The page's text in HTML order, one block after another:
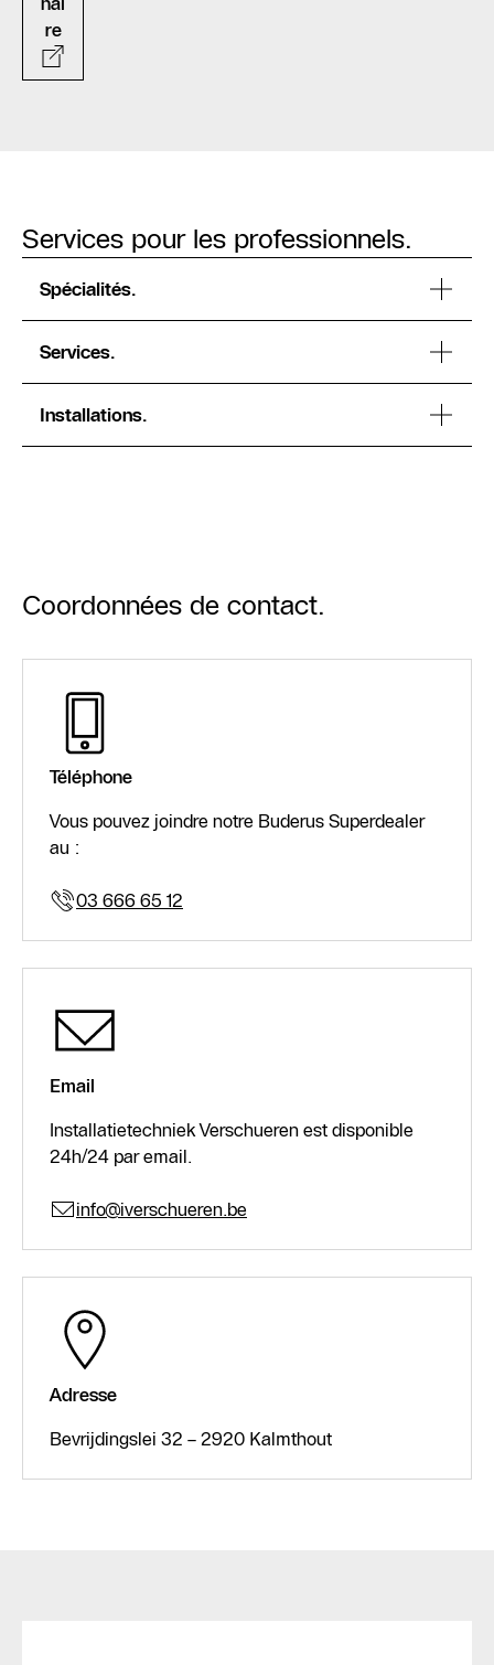
re
Services pour les professionnels.
Spécialités.
Services.
Installations.
Coordonnées de contact.
Téléphone
Vous pouvez joindre notre Buderus Superdealer
au :
03 666 65 12
Email
Installatietechniek Verschueren est disponible
24h/24 par email.
info@iverschueren.be
Adresse
Bevrijdingslei 32 – 2920 Kalmthout